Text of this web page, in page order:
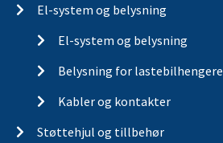
El-system og belysning
El-system og belysning
Belysning for lastebilhengere
Kabler og kontakter
Støttehjul og tillbehør